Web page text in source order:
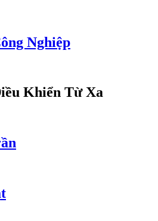
Nghiệp
Khiển Từ Xa